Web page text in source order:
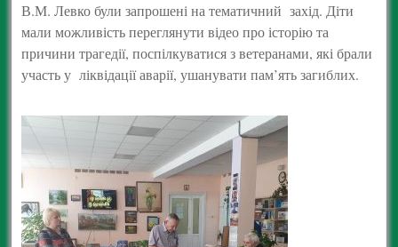
В.М. Левко були запрошені на тематичний захід. Діти
мали можливість переглянути відео про історію та
причини трагедії, поспілкуватися з ветеранами, які брали
участь у ліквідації аварії, ушанувати пам’ять загиблих.